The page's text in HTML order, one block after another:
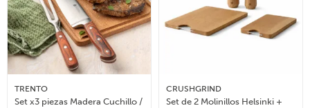
TRENTO
Set x3 piezas Madera Cuchillo /
CRUSHGRIND
Set de 2 Molinillos Helsinki +